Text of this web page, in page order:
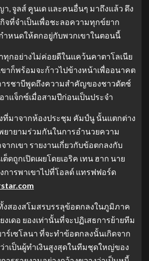
, จูลส์ คูนเด และคนอื่นๆ มาถึงแล้ว ดึง
จที่จำเป็นเพื่อชะลอความทุกข์ยาก
ำหนดให้ตกอยู่กับพวกเขาในตอนนี้
กอย่างไม่ค่อยดีในแคว้นคาตาโลเนีย
ขาก็พร้อมจะก้าวไปข้างหน้าเพื่ออนาคต
ารชาบีพูดถึงความสำคัญของชาวดัตช์
แจ็กซ์เมื่อสามปีก่อนเป็นประจำ
งที่มาจากห้องประชุม คัมป์นู นั้นแตกต่าง
ายามร่วมกันในการอำนวยความ
ากเขา รายงานเกี่ยวกับข้อตกลงกับ
ต็ดถูกเปิดเผยโดยเอริค เทน ฮาก นาย
การพาเขาไปที่โอลด์ แทรฟฟอร์ด
งสองสโมสรบรรลุข้อตกลงในภูมิภาค
งเดอ ยองเท่านั้นที่จะปฏิเสธการย้ายทีม
ร์เซโลนา ที่จะทำข้อตกลงนั้นเกิดจาก
าเป็นผู้ทำเงินสูงสุดในทีมชุดใหญ่ของ